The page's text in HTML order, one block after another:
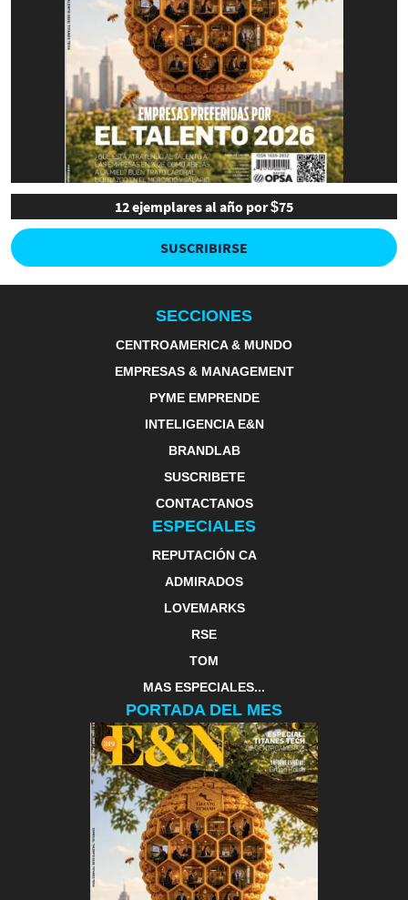
12 ejemplares al año por $75
SUSCRIBIRSE
SECCIONES
CENTROAMERICA & MUNDO
EMPRESAS & MANAGEMENT
PYME EMPRENDE
INTELIGENCIA E&N
BRANDLAB
SUSCRIBETE
CONTACTANOS
ESPECIALES
REPUTACIÓN CA
ADMIRADOS
LOVEMARKS
RSE
TOM
MAS ESPECIALES...
PORTADA DEL MES